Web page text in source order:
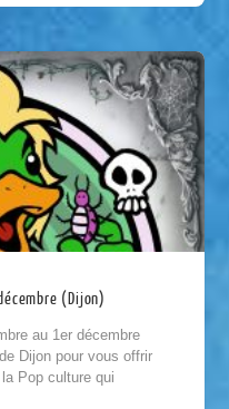
(Dijon)
au 1er décembre
Dijon pour vous offrir
Pop culture qui